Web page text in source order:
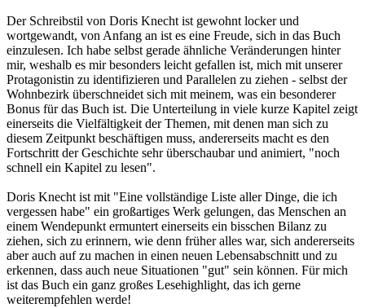
Der Schreibstil von Doris Knecht ist gewohnt locker und
wortgewandt, von Anfang an ist es eine Freude, sich in das Buch
einzulesen. Ich habe selbst gerade ähnliche Veränderungen hinter
mir, weshalb es mir besonders leicht gefallen ist, mich mit unserer
Protagonistin zu identifizieren und Parallelen zu ziehen - selbst der
Wohnbezirk überschneidet sich mit meinem, was ein besonderer
Bonus für das Buch ist. Die Unterteilung in viele kurze Kapitel zeigt
einerseits die Vielfältigkeit der Themen, mit denen man sich zu
diesem Zeitpunkt beschäftigen muss, andererseits macht es den
Fortschritt der Geschichte sehr überschaubar und animiert, "noch
schnell ein Kapitel zu lesen".
Doris Knecht ist mit "Eine vollständige Liste aller Dinge, die ich
vergessen habe" ein großartiges Werk gelungen, das Menschen an
einem Wendepunkt ermuntert einerseits ein bisschen Bilanz zu
ziehen, sich zu erinnern, wie denn früher alles war, sich andererseits
aber auch auf zu machen in einen neuen Lebensabschnitt und zu
erkennen, dass auch neue Situationen "gut" sein können. Für mich
ist das Buch ein ganz großes Lesehighlight, das ich gerne
weiterempfehlen werde!